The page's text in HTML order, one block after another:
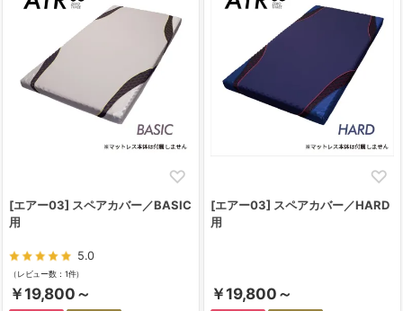
[エアー03] スペアカバー／BASIC
用
5.0
（レビュー数：1件）
￥19,800～
[エアー03] スペアカバー／HARD
用
￥19,800～